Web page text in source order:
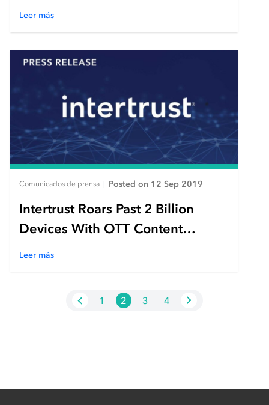
Intertrust’s Revolutionary XCA
Leer más
Comunicados de prensa Posted on 12 Sep 2019
Intertrust Roars Past 2 Billion
Devices With OTT Content
Protection for One-Quarter of the
Leer más
1 2 3 4